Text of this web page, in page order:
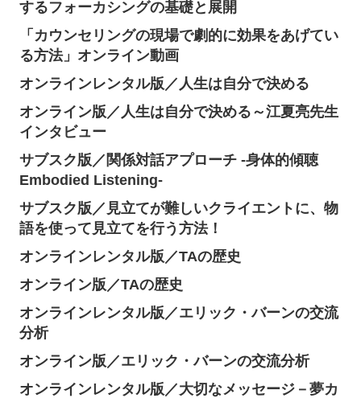
するフォーカシングの基礎と展開
「カウンセリングの現場で劇的に効果をあげてい
る方法」オンライン動画
オンラインレンタル版／人生は自分で決める
オンライン版／人生は自分で決める～江夏亮先生
インタビュー
サブスク版／関係対話アプローチ -身体的傾聴
Embodied Listening-
サブスク版／見立てが難しいクライエントに、物
語を使って見立てを行う方法！
オンラインレンタル版／TAの歴史
オンライン版／TAの歴史
オンラインレンタル版／エリック・バーンの交流
分析
オンライン版／エリック・バーンの交流分析
オンラインレンタル版／大切なメッセージ－夢カ